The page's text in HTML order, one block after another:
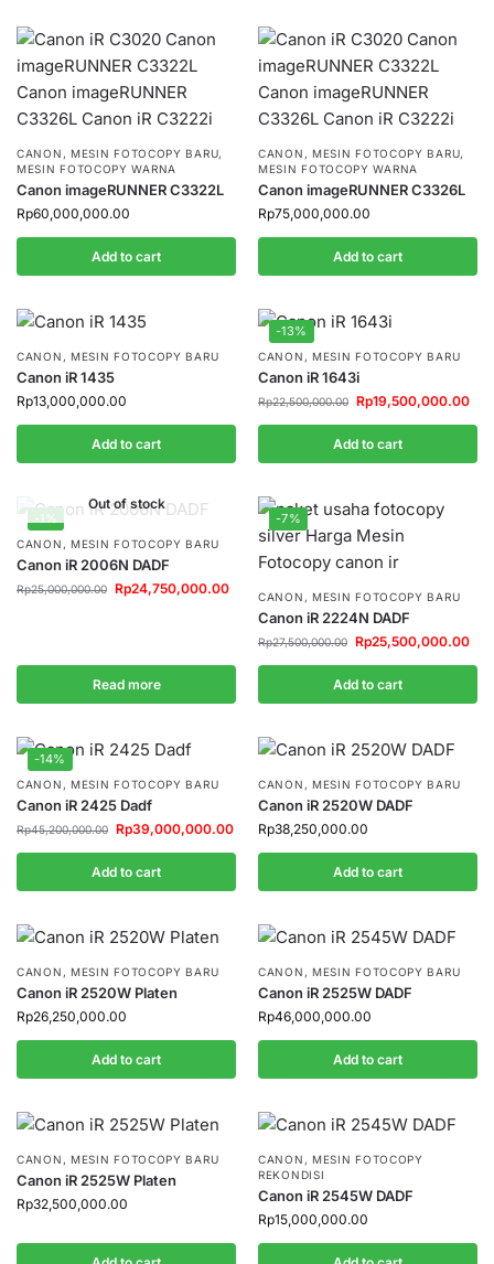
CANON , MESIN FOTOCOPY BARU,
MESIN FOTOCOPY WARNA
Canon imageRUNNER C3322L
Rp60,000,000.00
Add to cart
CANON , MESIN FOTOCOPY BARU,
MESIN FOTOCOPY WARNA
Canon imageRUNNER C3326L
Rp75,000,000.00
Add to cart
CANON , MESIN FOTOCOPY BARU
Canon iR 1435
Rp13,000,000.00
Add to cart
-13%
CANON , MESIN FOTOCOPY BARU
Canon iR 1643i
Rp22,500,000.00 Rp19,500,000.00
Add to cart
-1%
Out of stock
CANON , MESIN FOTOCOPY BARU
Canon iR 2006N DADF
Rp25,000,000.00 Rp24,750,000.00
Read more
-7%
CANON , MESIN FOTOCOPY BARU
Canon iR 2224N DADF
Rp27,500,000.00 Rp25,500,000.00
Add to cart
-14%
CANON , MESIN FOTOCOPY BARU
Canon iR 2425 Dadf
Rp45,200,000.00 Rp39,000,000.00
Add to cart
CANON , MESIN FOTOCOPY BARU
Canon iR 2520W DADF
Rp38,250,000.00
Add to cart
CANON , MESIN FOTOCOPY BARU
Canon iR 2520W Platen
Rp26,250,000.00
Add to cart
CANON , MESIN FOTOCOPY BARU
Canon iR 2525W DADF
Rp46,000,000.00
Add to cart
CANON , MESIN FOTOCOPY BARU
Canon iR 2525W Platen
Rp32,500,000.00
CANON , MESIN FOTOCOPY
REKONDISI
Canon iR 2545W DADF
Rp15,000,000.00